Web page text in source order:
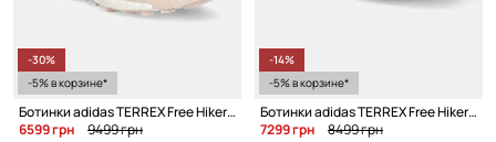
-30%
-5% в корзине*
Ботинки adidas TERREX Free Hiker 2 W
6599 грн
9499 грн
-14%
-5% в корзине*
Ботинки adidas TERREX Free Hiker 2 Low Gore-Tex W
7299 грн
8499 грн